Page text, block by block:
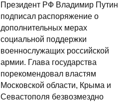
Президент РФ Владимир Путин
подписал распоряжение о
дополнительных мерах
социальной поддержки
военнослужащих российской
армии. Глава государства
порекомендовал властям
Московской области, Крыма и
Севастополя безвозмездно